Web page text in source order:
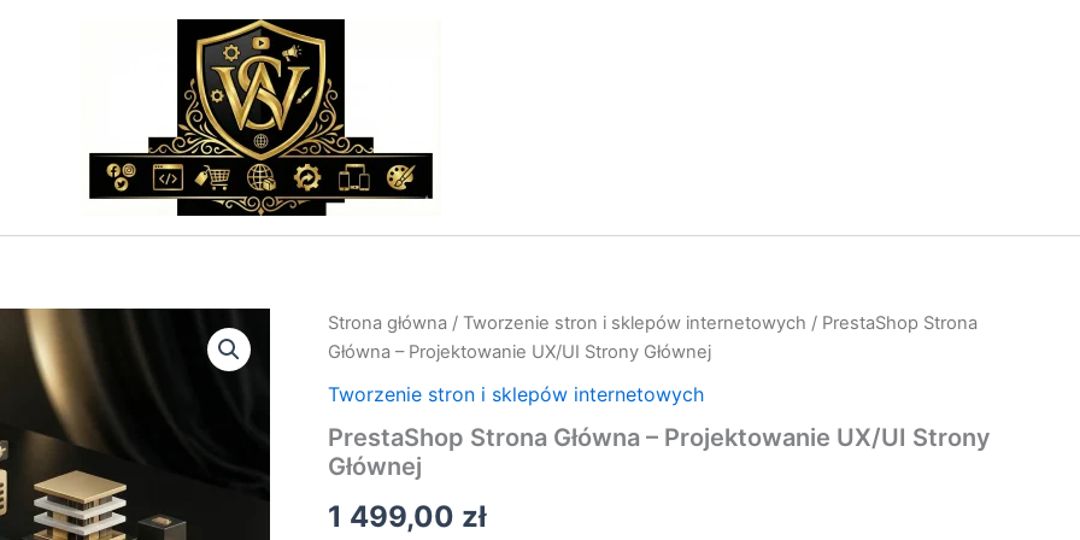
Strona główna / Tworzenie stron i sklepów internetowych / PrestaShop Strona
Główna – Projektowanie UX/UI Strony Głównej
Tworzenie stron i sklepów internetowych
PrestaShop Strona Główna – Projektowanie UX/UI Strony
Głównej
1 499,00 zł
ilość
PrestaShop
Główna
Projektowanie
UX/UI
Głównej